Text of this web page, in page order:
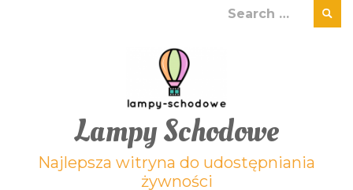
Search
Lampy Schodowe
Najlepsza witryna do udostępniania
żywności